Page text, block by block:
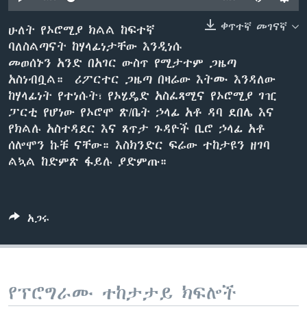
ቋንቋዎች
ቀጥተኛ መገናኛ
ሁለት የኦሮሚያ ክልል ከፍተኛ
ባለስልጣናት ከሃላፊነታቸው እንዲነሱ
መወሰኑን አንድ በአገር ውስጥ የሚታተም ጋዜጣ
አስነብቧል። ሪፖርተር ጋዜጣ በዛሬው እትሙ እንዳለው
ከሃላፊነት የተነሱት፣ የኦሄዴድ አስፈጻሚና የኦሮሚያ ገዢ
ፓርቲ የሆነው የኦሮሞ ጽ/ቤት ኃላፊ አቶ ዳባ ደበሌ እና
የክልሉ አስተዳደር እና ጸጥታ ጉዳዮች ቢሮ ኃላፊ አቶ
ሰሎሞን ኩቹ ናቸው። እስክንድር ፍሬው ተከታዩን ዘገባ
ልኳል ከድምጽ ፋይሉ ያድምጡ።
አጋሩ
የፕሮግራሙ ተከታታይ ክፍሎች